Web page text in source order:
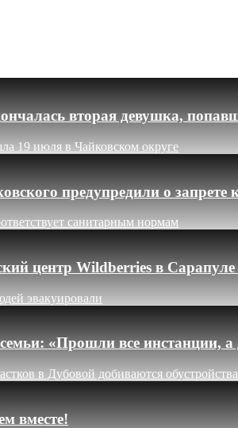
вторая девушка,
19 июля в Чайковском округе
предупредили о запрете
санитарным нормам
центр Wildberries в
эвакуировали
«Прошли все инстанции, а
в Дубовой добиваются
вместе!